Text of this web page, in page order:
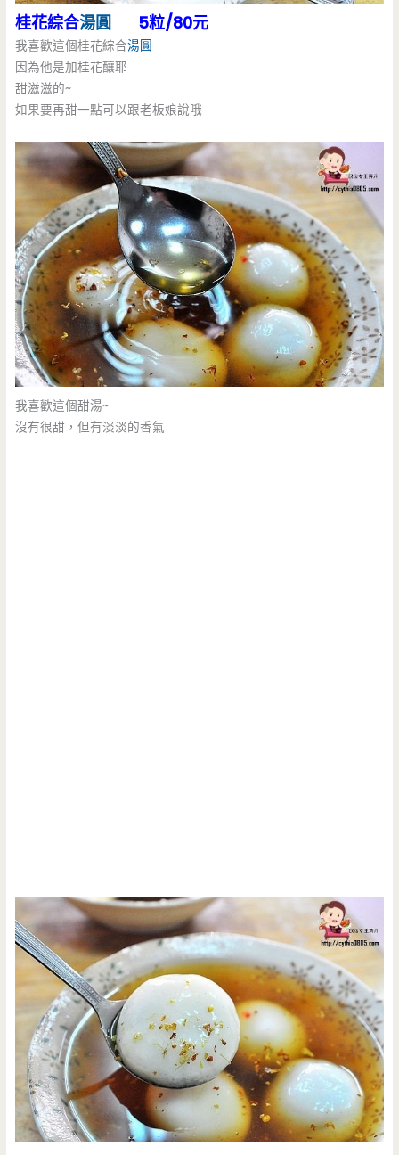
桂花綜合湯圓 5粒/80元
我喜歡這個桂花綜合湯圓
因為他是加桂花釀耶
甜滋滋的~
如果要再甜一點可以跟老板娘說哦
我喜歡這個甜湯~
沒有很甜，但有淡淡的香氣